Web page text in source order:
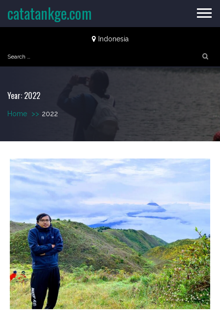
Indonesia
Search
for:
catatankge.com
Year: 2022
Home >> 2022